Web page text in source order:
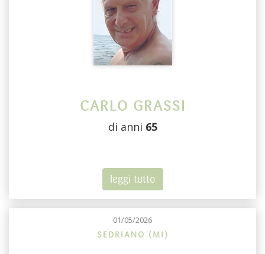
CARLO GRASSI
di anni 65
leggi tutto
01/05/2026
SEDRIANO (MI)